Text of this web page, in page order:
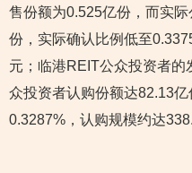
售份额为0.525亿份，而实
份，实际确认比例低至
元；临港REIT公众投资者的
众投资者认购份额达82.13
0.3287%，认购规模约达